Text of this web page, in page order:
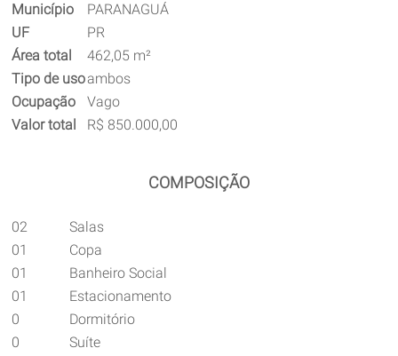
Município
PARANAGUÁ
UF
PR
Área total
462,05 m²
Tipo de usoambos
Ocupação
Vago
Valor total
R$ 850.000,00
COMPOSIÇÃO
02
Salas
01
Copa
01
Banheiro Social
01
Estacionamento
0
Dormitório
0
Suíte